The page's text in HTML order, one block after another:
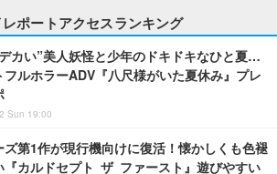
レポートアクセスランキング
カい”美人妖怪と少年のドキドキなひと夏…
フルホラーADV『八尺様がいた夏休み』プレ
Sun 19:00
ズ第1作が現行機向けに復活！懐かしくも色褪
『カルドセプト ザ ファースト』遊びやすい